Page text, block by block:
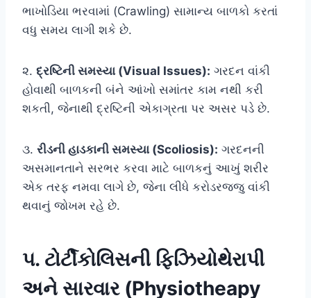
ભાખોડિયા ભરવામાં (Crawling) સામાન્ય બાળકો કરતાં
વધુ સમય લાગી શકે છે.
૨. દ્રષ્ટિની સમસ્યા (Visual Issues): ગરદન વાંકી
હોવાથી બાળકની બંને આંખો સમાંતર કામ નથી કરી
શકતી, જેનાથી દ્રષ્ટિની એકાગ્રતા પર અસર પડે છે.
૩. રીડની હાડકાની સમસ્યા (Scoliosis): ગરદનની
અસમાનતાને સરભર કરવા માટે બાળકનું આખું શરીર
એક તરફ નમવા લાગે છે, જેના લીધે કરોડરજ્જુ વાંકી
થવાનું જોખમ રહે છે.
૫. ટોર્ટીકોલિસની ફિઝિયોથેરાપી
અને સારવાર (Physiotheapy